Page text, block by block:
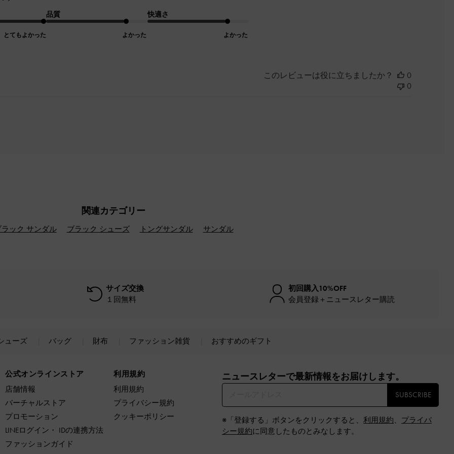
とてもよかった
品質
よかった
快適さ
よかった
このレビューは役に立ちましたか？
0
0
関連カテゴリー
ック サンダル ブラック シューズ トングサンダル サンダル
サイズ交換
１回無料
初回購入10%OFF
会員登録＋ニュースレター購読
ューズ バッグ 財布 ファッション雑貨 おすすめのギフト
公式オンラインストア
店舗情報
バーチャルストア
プロモーション
LINEログイン・ IDの連携方法
ファッションガイド
利用規約
利用規約
プライバシー規約
クッキーポリシー
ニュースレターで最新情報をお届けします。​
SUBSCRIBE
※「登録する」ボタンをクリックすると、 利用規約、 プライバ
シー規約に同意したものとみなします。